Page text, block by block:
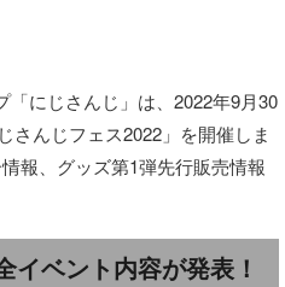
にじさんじ」は、2022年9月30
さんじフェス2022」を開催しま
報、グッズ第1弾先行販売情報
イベント内容が発表！